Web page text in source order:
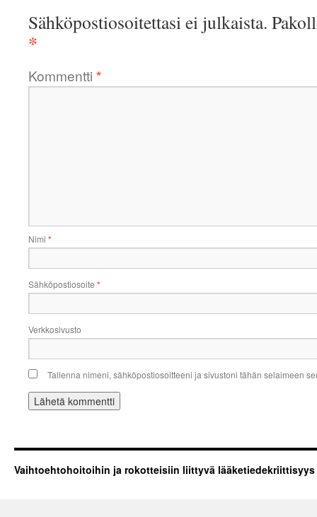
Sähköpostiosoitettasi ei julkaista.
*
Kommentti *
Nimi *
Sähköpostiosoite *
Verkkosivusto
Tallenna nimeni, sähköpostiosoitteeni ja sivustoni tähän selaimeen
Vaihtoehtohoitoihin ja rokotteisiin liittyvä lääketiedekriittisyys